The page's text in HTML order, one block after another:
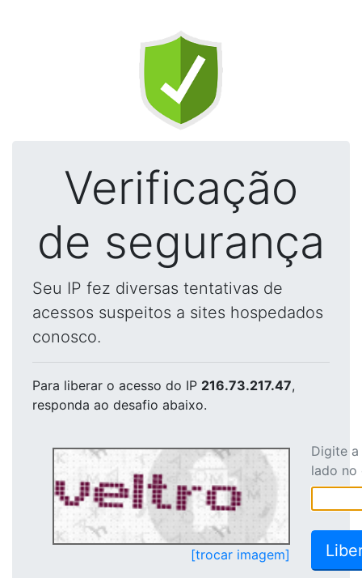
Verificação
de segurança
Seu IP fez diversas tentativas de
acessos suspeitos a sites hospedados
conosco.
Para liberar o acesso do IP 216.73.217.47,
responda ao desafio abaixo.
[trocar imagem]
Digite
lado no